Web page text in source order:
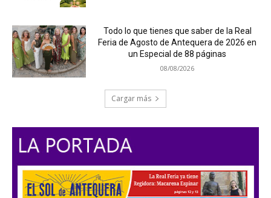
Todo lo que tienes que saber de la Real
Feria de Agosto de Antequera de 2026 en
un Especial de 88 páginas
08/08/2026
Cargar más